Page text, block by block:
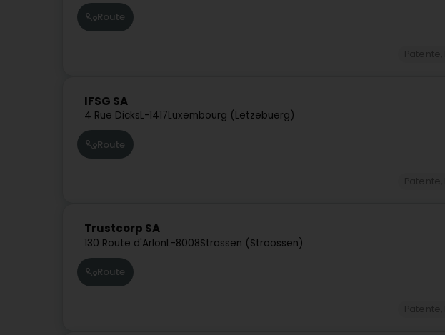
Route
IFSG SA
4 Rue DicksL-1417Luxembourg (Lëtzebuerg)
Route
Trustcorp SA
130 Route d'ArlonL-8008Strassen (Stroossen)
Route